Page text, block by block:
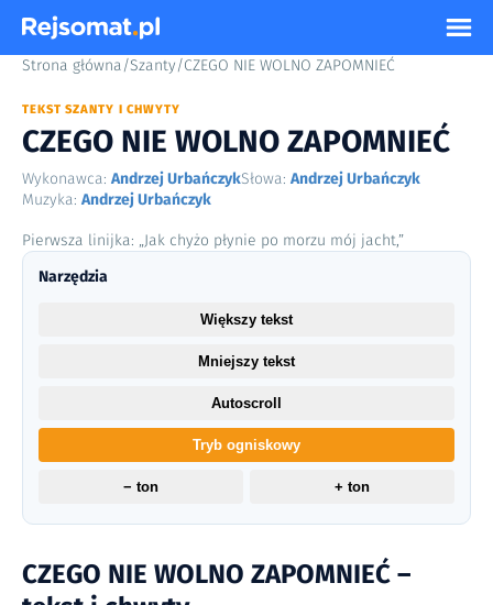
Strona główna/Szanty/CZEGO NIE WOLNO ZAPOMNIEĆ
TEKST SZANTY I CHWYTY
CZEGO NIE WOLNO ZAPOMNIEĆ
Wykonawca: Andrzej UrbańczykSłowa: Andrzej Urbańczyk
Muzyka: Andrzej Urbańczyk
Pierwsza linijka: „Jak chyżo płynie po morzu mój jacht,”
CZEGO NIE WOLNO ZAPOMNIEĆ –
Narzędzia
Większy tekst
Mniejszy tekst
Autoscroll
Tryb ogniskowy
− ton + ton